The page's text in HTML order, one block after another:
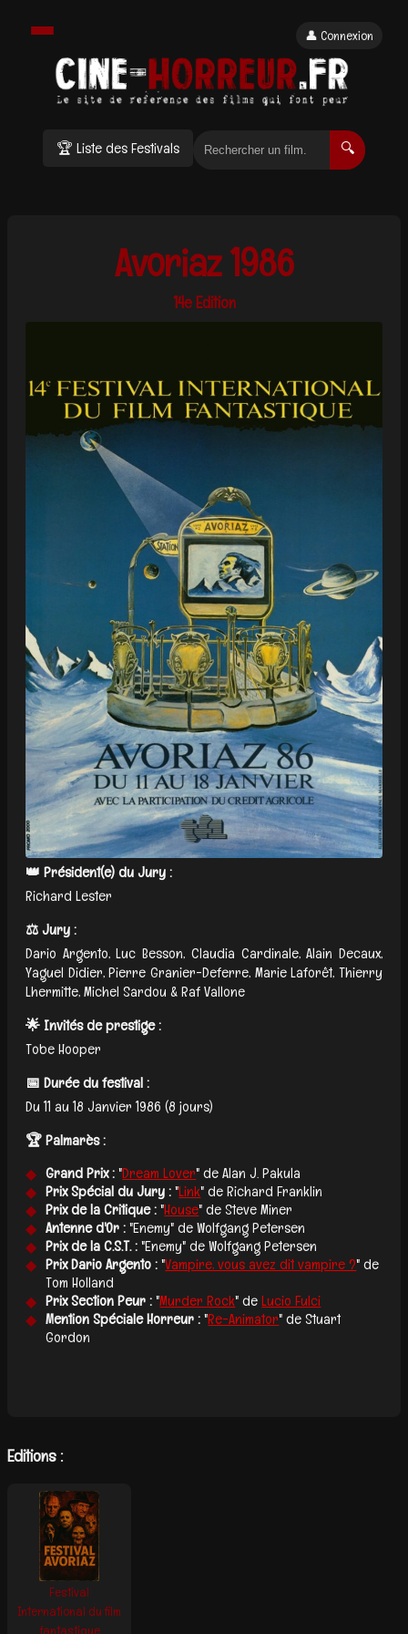
🏆 Liste des Festivals 🔍
👤 Connexion
Avoriaz 1986
14e Edition
👑 Président(e) du Jury :
Richard Lester
⚖️ Jury :
Dario Argento, Luc Besson, Claudia Cardinale, Alain Decaux,
Yaguel Didier, Pierre Granier-Deferre, Marie Laforêt, Thierry
Lhermitte, Michel Sardou & Raf Vallone
🌟 Invités de prestige :
Tobe Hooper
📅 Durée du festival :
Du 11 au 18 Janvier 1986 (8 jours)
🏆 Palmarès :
Grand Prix :"Dream Lover" de Alan J. Pakula
Prix Spécial du Jury :"Link" de Richard Franklin
Prix de la Critique :"House" de Steve Miner
Antenne d'Or :"Enemy" de Wolfgang Petersen
Prix de la C.S.T. :"Enemy" de Wolfgang Petersen
Prix Dario Argento :"Vampire, vous avez dit vampire ?" de
Tom Holland
Prix Section Peur :"Murder Rock" deLucio Fulci
Mention Spéciale Horreur :"Re-Animator" de Stuart
Gordon
Editions :
Festival
International du film
fantastique